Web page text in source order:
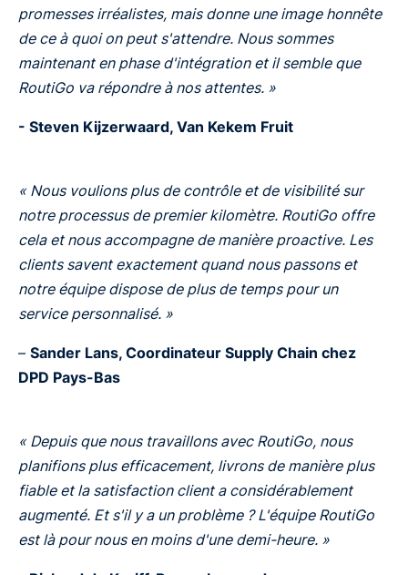
promesses irréalistes, mais donne une image honnête
de ce à quoi on peut s'attendre. Nous sommes
maintenant en phase d'intégration et il semble que
RoutiGo va répondre à nos attentes. »
- Steven Kijzerwaard, Van Kekem Fruit
« Nous voulions plus de contrôle et de visibilité sur
notre processus de premier kilomètre. RoutiGo offre
cela et nous accompagne de manière proactive. Les
clients savent exactement quand nous passons et
notre équipe dispose de plus de temps pour un
service personnalisé. »
– Sander Lans, Coordinateur Supply Chain chez
DPD Pays-Bas
« Depuis que nous travaillons avec RoutiGo, nous
planifions plus efficacement, livrons de manière plus
fiable et la satisfaction client a considérablement
augmenté. Et s'il y a un problème ? L'équipe RoutiGo
est là pour nous en moins d'une demi-heure. »